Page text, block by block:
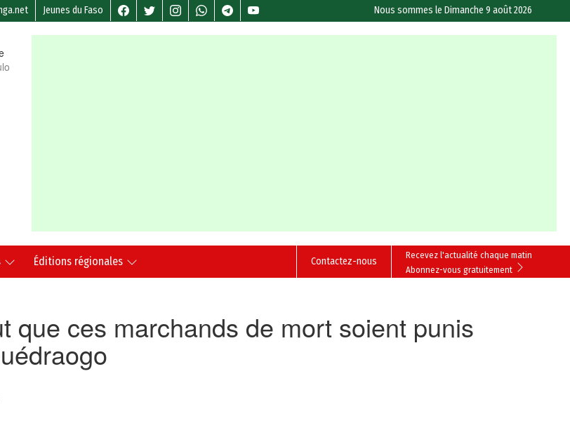
Jeunes du Faso Nous sommes leDimanche 9 août 2026
Éditions régionales
Recevez l'actualité chaque matin
Abonnez-vous gratuitement
Contactez-nous
que ces marchands de mort soient punis